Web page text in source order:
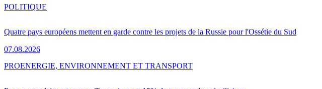
Quatre pays européens mettent en garde contre les projets de la Russie pour l'Ossétie du Sud
07.08.2026
POLITIQUE
PROENERGIE, ENVIRONNEMENT ET TRANSPORT